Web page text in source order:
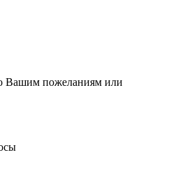
Вашим пожеланиям или